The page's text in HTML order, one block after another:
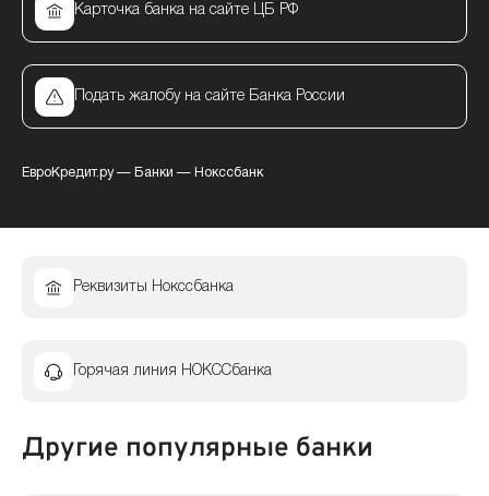
Карточка банка на сайте ЦБ РФ
Подать жалобу на сайте Банка России
ЕвроКредит.ру— Банки — Нокссбанк
Реквизиты Нокссбанка
Горячая линия НОКССбанка
Другие популярные банки